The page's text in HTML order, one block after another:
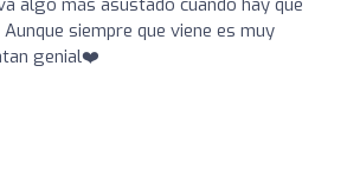
siempre que viene es muy
genial❤️